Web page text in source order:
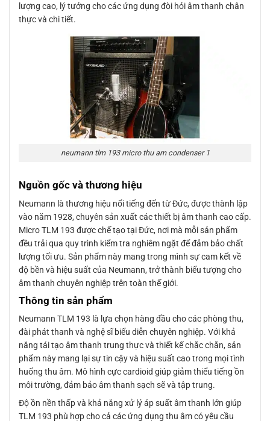
lượng cao, lý tưởng cho các ứng dụng đòi hỏi âm thanh chân
thực và chi tiết.
neumann tlm 193 micro thu am condenser 1
Nguồn gốc và thương hiệu
Neumann là thương hiệu nổi tiếng đến từ Đức, được thành lập
vào năm 1928, chuyên sản xuất các thiết bị âm thanh cao cấp.
Micro TLM 193 được chế tạo tại Đức, nơi mà mỗi sản phẩm
đều trải qua quy trình kiểm tra nghiêm ngặt để đảm bảo chất
lượng tối ưu. Sản phẩm này mang trong mình sự cam kết về
độ bền và hiệu suất của Neumann, trở thành biểu tượng cho
âm thanh chuyên nghiệp trên toàn thế giới.
Thông tin sản phẩm
Neumann TLM 193 là lựa chọn hàng đầu cho các phòng thu,
đài phát thanh và nghệ sĩ biểu diễn chuyên nghiệp. Với khả
năng tái tạo âm thanh trung thực và thiết kế chắc chắn, sản
phẩm này mang lại sự tin cậy và hiệu suất cao trong mọi tình
huống thu âm. Mô hình cực cardioid giúp giảm thiểu tiếng ồn
môi trường, đảm bảo âm thanh sạch sẽ và tập trung.
Độ ồn nền thấp và khả năng xử lý áp suất âm thanh lớn giúp
TLM 193 phù hợp cho cả các ứng dụng thu âm có yêu cầu